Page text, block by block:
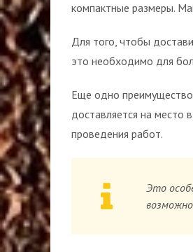
компактные размеры.
Для того, чтобы
это необходимо для
Еще одно
доставляется на место
проведения работ.
Это